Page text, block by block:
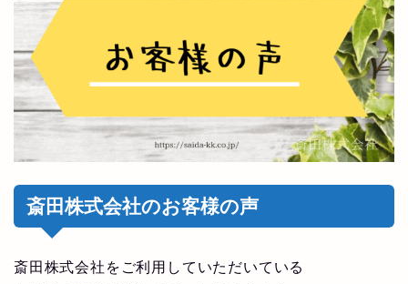
斎田株式会社のお客様の声
斎田株式会社をご利用していただいている